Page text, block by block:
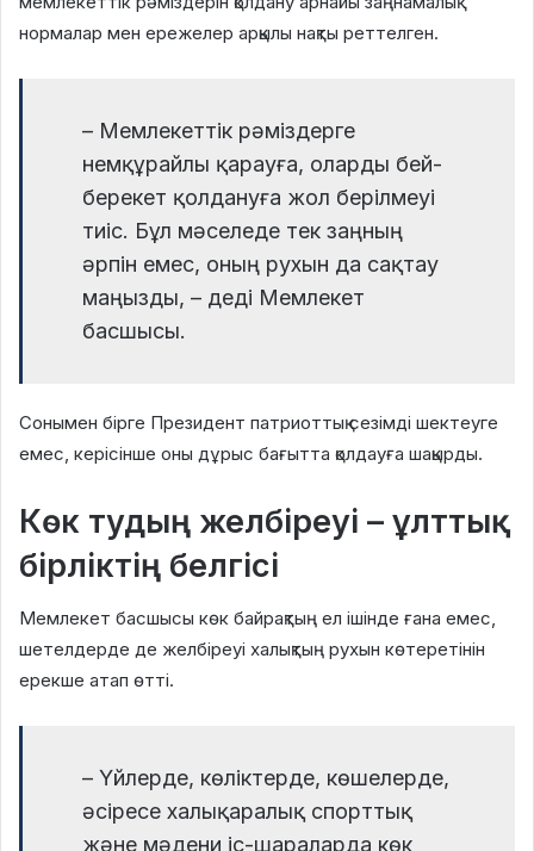
нормалар мен ережелер арқылы нақты реттелген.
– Мемлекеттік рәміздерге
немқұрайлы қарауға, оларды бей-
берекет қолдануға жол берілмеуі
тиіс. Бұл мәселеде тек заңның
әрпін емес, оның рухын да сақтау
маңызды, – деді Мемлекет
басшысы.
Сонымен бірге Президент патриоттық сезімді шектеуге
емес, керісінше оны дұрыс бағытта қолдауға шақырды.
Көк тудың желбіреуі – ұлттық
бірліктің белгісі
Мемлекет басшысы көк байрақтың ел ішінде ғана емес,
шетелдерде де желбіреуі халықтың рухын көтеретінін
ерекше атап өтті.
– Үйлерде, көліктерде, көшелерде,
әсіресе халықаралық спорттық
және мәдени іс-шараларда көк